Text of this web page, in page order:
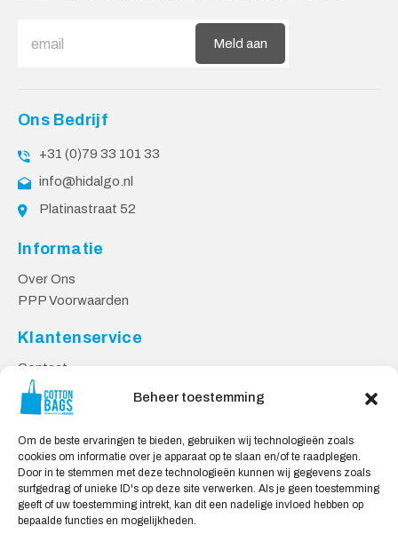
Beheer toestemming
Om de beste ervaringen te bieden, gebruiken wij technologieën zoals
cookies om informatie over je apparaat op te slaan en/of te raadplegen.
Door in te stemmen met deze technologieën kunnen wij gegevens zoals
surfgedrag of unieke ID's op deze site verwerken. Als je geen toestemming
geeft of uw toestemming intrekt, kan dit een nadelige invloed hebben op
bepaalde functies en mogelijkheden.
Meld aan
Ons Bedrijf
+31 (0)79 33 101 33
info@hidalgo.nl
Platinastraat 52
Informatie
Over Ons
PPP Voorwaarden
Klantenservice
Contact
Privacy Voorwaarden
Levering en Retourneren
Veilig Shoppen
Mijn account
Winkelwagen